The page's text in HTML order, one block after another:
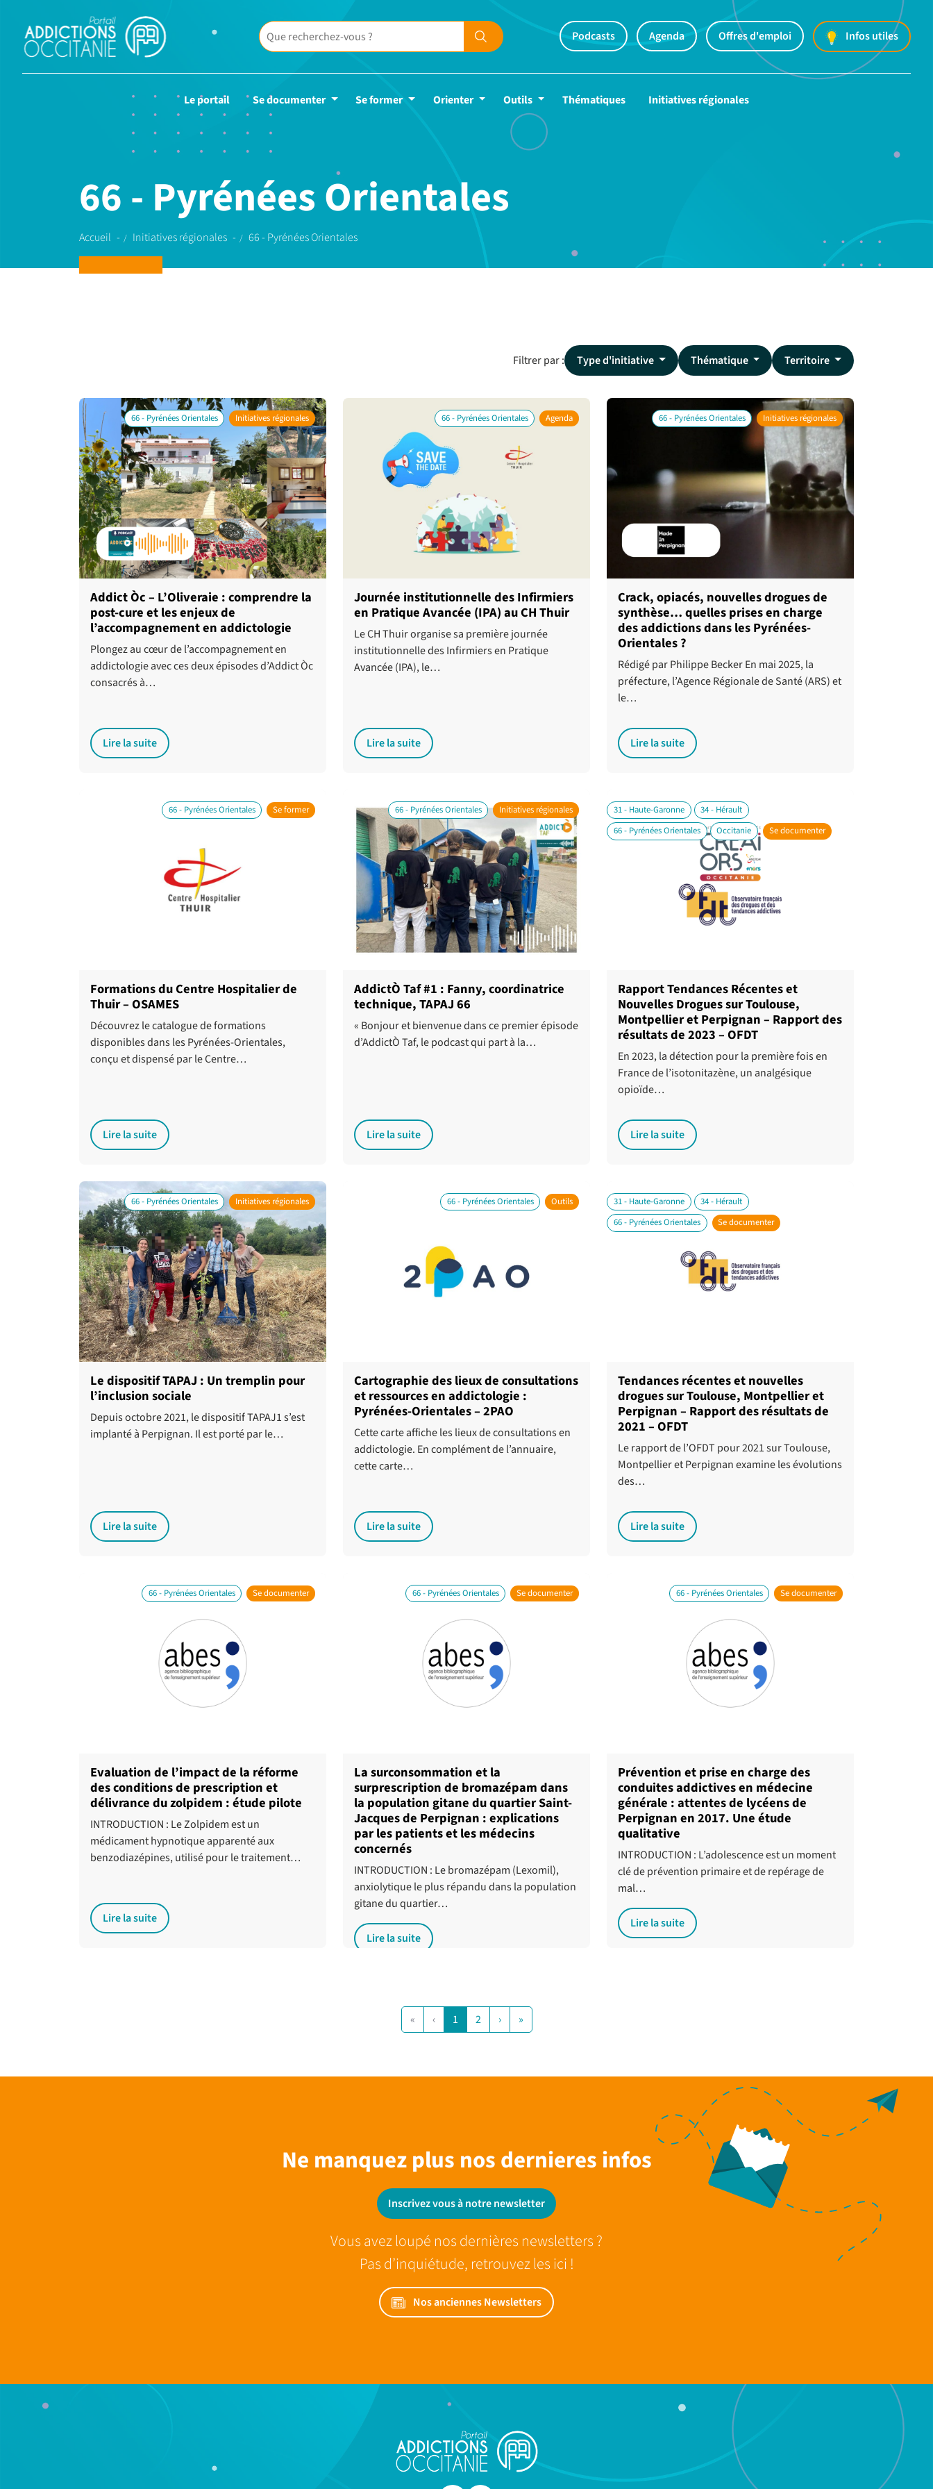
Podcasts Agenda Offres d'emploi Infos utiles
Le portail Se documenter Se former Orienter Outils Thématiques Initiatives régionales
66 - Pyrénées Orientales
Accueil Initiatives régionales 66 - Pyrénées Orientales
Filtrer par : Type d'initiative Thématique Territoire
66 - Pyrénées Orientales Initiatives régionales
Addict Òc – L’Oliveraie : comprendre la
post-cure et les enjeux de
l’accompagnement en addictologie
Plongez au cœur de l’accompagnement en
addictologie avec ces deux épisodes d’Addict Òc
consacrés à…
Lire la suite
66 - Pyrénées Orientales Agenda
Journée institutionnelle des Infirmiers
en Pratique Avancée (IPA) au CH Thuir
Le CH Thuir organise sa première journée
institutionnelle des Infirmiers en Pratique
Avancée (IPA), le…
Lire la suite
66 - Pyrénées Orientales Initiatives régionales
Crack, opiacés, nouvelles drogues de
synthèse… quelles prises en charge
des addictions dans les Pyrénées-
Orientales ?
Rédigé par Philippe Becker En mai 2025, la
préfecture, l’Agence Régionale de Santé (ARS) et
le…
Lire la suite
66 - Pyrénées Orientales Se former
Formations du Centre Hospitalier de
Thuir – OSAMES
Découvrez le catalogue de formations
disponibles dans les Pyrénées-Orientales,
conçu et dispensé par le Centre…
Lire la suite
66 - Pyrénées Orientales Initiatives régionales
AddictÒ Taf #1 : Fanny, coordinatrice
technique, TAPAJ 66
« Bonjour et bienvenue dans ce premier épisode
d’AddictÒ Taf, le podcast qui part à la…
Lire la suite
31 - Haute-Garonne
34 - Hérault
66 - Pyrénées Orientales
Occitanie Se documenter
Rapport Tendances Récentes et
Nouvelles Drogues sur Toulouse,
Montpellier et Perpignan – Rapport des
résultats de 2023 – OFDT
En 2023, la détection pour la première fois en
France de l’isotonitazène, un analgésique
opioïde…
Lire la suite
66 - Pyrénées Orientales Initiatives régionales
Le dispositif TAPAJ : Un tremplin pour
l’inclusion sociale
Depuis octobre 2021, le dispositif TAPAJ1 s’est
implanté à Perpignan. Il est porté par le…
Lire la suite
66 - Pyrénées Orientales Outils
Cartographie des lieux de consultations
et ressources en addictologie :
Pyrénées-Orientales – 2PAO
Cette carte affiche les lieux de consultations en
addictologie. En complément de l’annuaire,
cette carte…
Lire la suite
31 - Haute-Garonne
34 - Hérault
66 - Pyrénées Orientales
Se documenter
Tendances récentes et nouvelles
drogues sur Toulouse, Montpellier et
Perpignan – Rapport des résultats de
2021 – OFDT
Le rapport de l’OFDT pour 2021 sur Toulouse,
Montpellier et Perpignan examine les évolutions
des…
Lire la suite
66 - Pyrénées Orientales Se documenter
Evaluation de l’impact de la réforme
des conditions de prescription et
délivrance du zolpidem : étude pilote
INTRODUCTION : Le Zolpidem est un
médicament hypnotique apparenté aux
benzodiazépines, utilisé pour le traitement…
Lire la suite
66 - Pyrénées Orientales Se documenter
La surconsommation et la
surprescription de bromazépam dans
la population gitane du quartier Saint-
Jacques de Perpignan : explications
par les patients et les médecins
concernés
INTRODUCTION : Le bromazépam (Lexomil),
anxiolytique le plus répandu dans la population
gitane du quartier…
Lire la suite
66 - Pyrénées Orientales Se documenter
Prévention et prise en charge des
conduites addictives en médecine
générale : attentes de lycéens de
Perpignan en 2017. Une étude
qualitative
INTRODUCTION : L’adolescence est un moment
clé de prévention primaire et de repérage de
mal…
Lire la suite
« ‹ 1 2 › »
Ne manquez plus nos dernieres infos
Inscrivez vous à notre newsletter
Vous avez loupé nos dernières newsletters ?
Pas d’inquiétude, retrouvez les ici !
Nos anciennes Newsletters